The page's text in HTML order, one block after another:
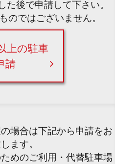
た後で申請して下さい。
のではございません。
上の駐車
請
場合は下記から申請をお
ます。
めのご利用・代替駐車場